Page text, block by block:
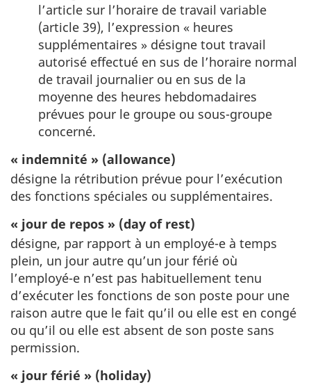
l’article sur l’horaire de travail variable
(article 39), l’expression « heures
supplémentaires » désigne tout travail
autorisé effectué en sus de l’horaire normal
de travail journalier ou en sus de la
moyenne des heures hebdomadaires
prévues pour le groupe ou sous-groupe
concerné.
« indemnité » (allowance)
désigne la rétribution prévue pour l’exécution
des fonctions spéciales ou supplémentaires.
« jour de repos » (day of rest)
désigne, par rapport à un employé-e à temps
plein, un jour autre qu’un jour férié où
l’employé-e n’est pas habituellement tenu
d’exécuter les fonctions de son poste pour une
raison autre que le fait qu’il ou elle est en congé
ou qu’il ou elle est absent de son poste sans
permission.
« jour férié » (holiday)